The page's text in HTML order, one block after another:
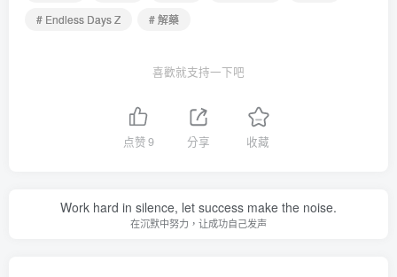
# Endless Days Z
# 解藥
喜歡就支持一下吧
点赞9 分享 收藏
Work hard in silence, let success make the noise.
在沉默中努力，让成功自己发声